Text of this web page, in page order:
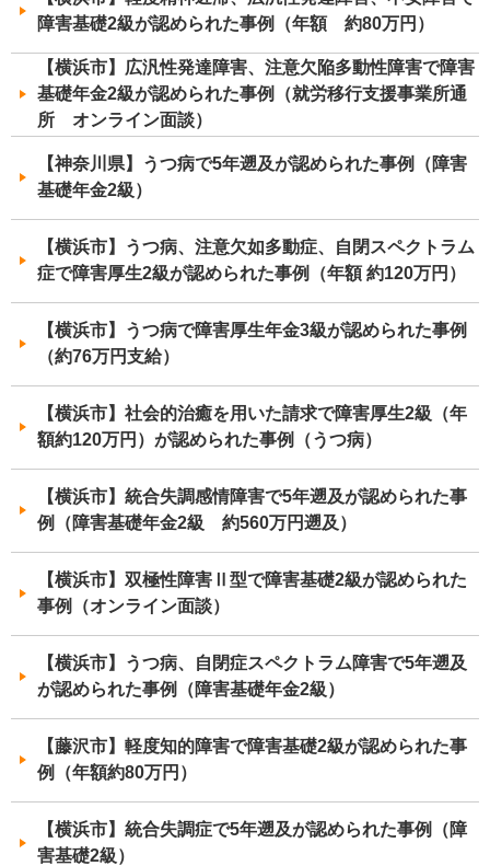
障害基礎2級が認められた事例（年額 約80万円）
【横浜市】広汎性発達障害、注意欠陥多動性障害で障害
基礎年金2級が認められた事例（就労移行支援事業所通
所 オンライン面談）
【神奈川県】うつ病で5年遡及が認められた事例（障害
基礎年金2級）
【横浜市】うつ病、注意欠如多動症、自閉スペクトラム
症で障害厚生2級が認められた事例（年額 約120万円）
【横浜市】うつ病で障害厚生年金3級が認められた事例
（約76万円支給）
【横浜市】社会的治癒を用いた請求で障害厚生2級（年
額約120万円）が認められた事例（うつ病）
【横浜市】統合失調感情障害で5年遡及が認められた事
例（障害基礎年金2級 約560万円遡及）
【横浜市】双極性障害Ⅱ型で障害基礎2級が認められた
事例（オンライン面談）
【横浜市】うつ病、自閉症スペクトラム障害で5年遡及
が認められた事例（障害基礎年金2級）
【藤沢市】軽度知的障害で障害基礎2級が認められた事
例（年額約80万円）
【横浜市】統合失調症で5年遡及が認められた事例（障
害基礎2級）